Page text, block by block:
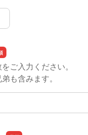
ご入力ください。
も含みます。